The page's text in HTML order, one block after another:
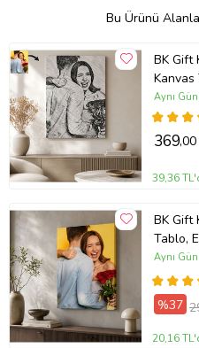
tablolarımız
almayacak
tarafınıza
Tablolarımızın
güvenle
özenli paketleme
Bu Ürünü
BK Gift
Kanvas
Aynı
369
39,36
BK Gift
Tablo,
Aynı
%37
20,16